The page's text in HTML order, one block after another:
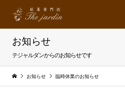
お知らせ
テジャルダンからのお知らせです
お知らせ 臨時休業のお知らせ